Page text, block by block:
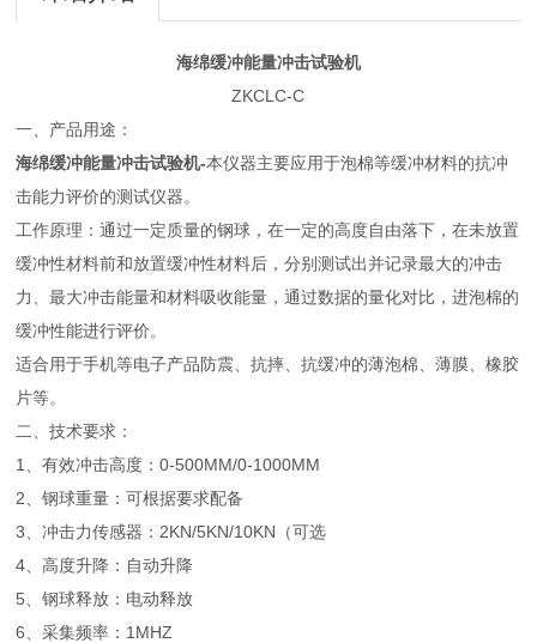
海绵缓冲能量冲击试验机
ZKCLC-C
一、产品用途：
海绵缓冲能量冲击试验机-本仪器主要应用于泡棉等缓冲材料的抗冲
击能力评价的测试仪器。
工作原理：通过一定质量的钢球，在一定的高度自由落下，在未放置
缓冲性材料前和放置缓冲性材料后，分别测试出并记录最大的冲击
力、最大冲击能量和材料吸收能量，通过数据的量化对比，进泡棉的
缓冲性能进行评价。
适合用于手机等电子产品防震、抗摔、抗缓冲的薄泡棉、薄膜、橡胶
片等。
二、技术要求：
1、有效冲击高度：0-500MM/0-1000MM
2、钢球重量：可根据要求配备
3、冲击力传感器：2KN/5KN/10KN（可选
4、高度升降：自动升降
5、钢球释放：电动释放
6、采集频率：1MHZ